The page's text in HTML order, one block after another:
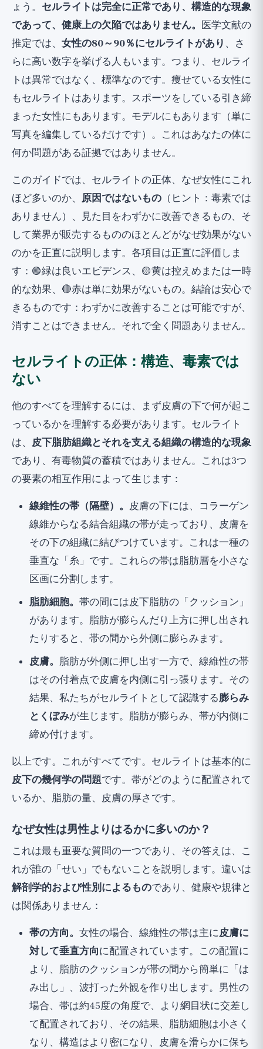
「セルライト治療」産業を解体する（🔴 効
果がないもの）
結論：これは正常であり、それで良い
ょう。 セルライトは完全に正常であり、構造的な現象
であって、健康上の欠陥ではありません。 医学文献の
推定では、 女性の80～90％にセルライトがあり 、さ
らに高い数字を挙げる人もいます。つまり、セルライ
トは異常ではなく、標準なのです。痩せている女性に
もセルライトはあります。スポーツをしている引き締
まった女性にもあります。モデルにもあります（単に
写真を編集しているだけです）。これはあなたの体に
何か問題がある証拠ではありません。
このガイドでは、セルライトの正体、なぜ女性にこれ
ほど多いのか、 原因ではないもの （ヒント：毒素では
ありません）、見た目をわずかに改善できるもの、そ
して業界が販売するもののほとんどがなぜ効果がない
のかを正直に説明します。各項目は正直に評価しま
す：🟢緑は良いエビデンス、🟡黄は控えめまたは一時
的な効果、🔴赤は単に効果がないもの。結論は安心で
きるものです：わずかに改善することは可能ですが、
消すことはできません。それで全く問題ありません。
セルライトの正体：構造、毒素では
ない
他のすべてを理解するには、まず皮膚の下で何が起こ
っているかを理解する必要があります。セルライト
は、 皮下脂肪組織とそれを支える組織の構造的な現象
であり、有毒物質の蓄積ではありません。これは3つ
の要素の相互作用によって生じます：
線維性の帯（隔壁）。 皮膚の下には、コラーゲン
線維からなる結合組織の帯が走っており、皮膚を
その下の組織に結びつけています。これは一種の
垂直な「糸」です。これらの帯は脂肪層を小さな
区画に分割します。
脂肪細胞。 帯の間には皮下脂肪の「クッション」
があります。脂肪が膨らんだり上方に押し出され
たりすると、帯の間から外側に膨らみます。
皮膚。 脂肪が外側に押し出す一方で、線維性の帯
はその付着点で皮膚を内側に引っ張ります。その
結果、私たちがセルライトとして認識する膨らみ
とくぼみが生じます。脂肪が膨らみ、帯が内側に
締め付けます。
以上です。これがすべてです。セルライトは基本的に
皮下の幾何学の問題です。帯がどのように配置されて
いるか、脂肪の量、皮膚の厚さです。
なぜ女性は男性よりはるかに多いのか？
これは最も重要な質問の一つであり、その答えは、こ
れが誰の「せい」でもないことを説明します。違いは
解剖学的および性別によるものであり、健康や規律と
は関係ありません：
帯の方向。 女性の場合、線維性の帯は主に皮膚に
対して垂直方向に配置されています。この配置に
より、脂肪のクッションが帯の間から簡単に「は
み出し」、波打った外観を作り出します。男性の
場合、帯は約45度の角度で、より網目状に交差し
て配置されており、その結果、脂肪細胞は小さく
なり、構造はより密になり、皮膚を滑らかに保ち